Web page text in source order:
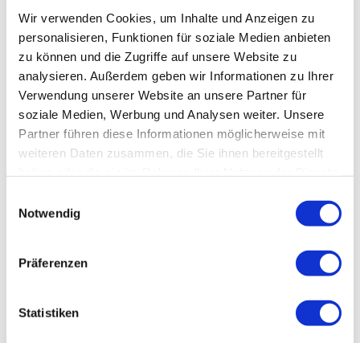
Wir verwenden Cookies, um Inhalte und Anzeigen zu
personalisieren, Funktionen für soziale Medien anbieten
zu können und die Zugriffe auf unsere Website zu
analysieren. Außerdem geben wir Informationen zu Ihrer
Verwendung unserer Website an unsere Partner für
soziale Medien, Werbung und Analysen weiter. Unsere
Partner führen diese Informationen möglicherweise mit
weiteren Daten zusammen, die Sie ihnen bereitgestellt
Cookies, wenn Sie unsere Webseite weiterhin nutzen.
Notwendig
Präferenzen
Statistiken
Elkay Trinkbrunnen mit automatischen...
Trinkbrunnen Edelstahl von Elkay International für Schulen
können Sie online auf wasserspender-avaless.de kaufen!
Preis auf Anfrage
Elkay Doppel-Trinkbrunnen mit automatischen...